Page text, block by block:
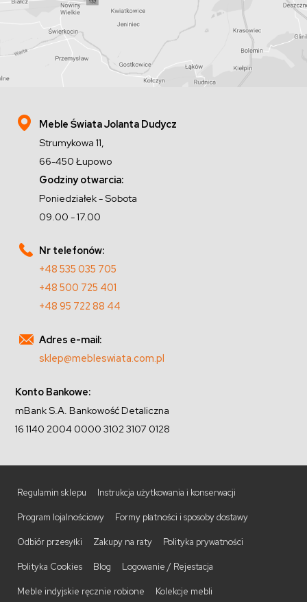
Meble Świata Jolanta Dudycz
Strumykowa 11,
66-450 Łupowo
Godziny otwarcia:
Poniedziałek - Sobota
09.00 - 17.00
Nr telefonów:
+48 535 035 705
+48 500 725 401
+48 95 722 88 44
Adres e-mail:
sklep@mebleswiata.com.pl
Konto Bankowe:
mBank S.A. Bankowość Detaliczna
16 1140 2004 0000 3102 3107 0128
Regulamin sklepu Instrukcja użytkowania i konserwacji
Program lojalnościowy Formy płatności i sposoby dostawy
Odbiór przesyłki Zakupy na raty Polityka prywatności
Polityka Cookies Blog Logowanie / Rejestacja
Meble indyjskie ręcznie robione Kolekcje mebli